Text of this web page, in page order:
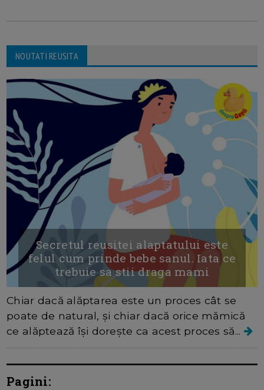
NOUTATI REUSITA
Secretul reusitei alaptatului este
felul cum prinde bebe sanul. Iata ce
trebuie sa stii draga mami
Chiar dacă alăptarea este un proces cât se
poate de natural, și chiar dacă orice mămică
ce alăptează își dorește ca acest proces să...
Pagini: